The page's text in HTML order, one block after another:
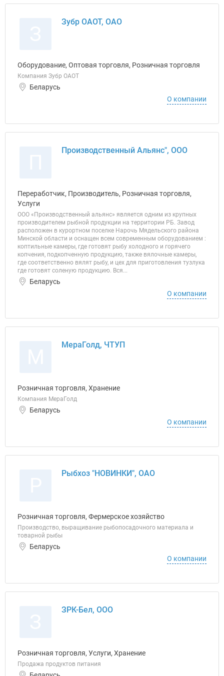
Зубр ОАОТ, ОАО
Оборудование, Оптовая торговля, Розничная торговля
Компания Зубр ОАОТ
Беларусь
О компании
Производственный Альянс", ООО
Переработчик, Производитель, Розничная торговля,
Услуги
ООО «Производственный альянс» является одним из крупных
производителем рыбной продукции на территории РБ. Завод
расположен в курортном поселке Нарочь Мядельского района
Минской области и оснащен всем современным оборудованием :
коптильные камеры, где готовят рыбу холодного и горячего
копчения, подкопченную продукцию, также вялочные камеры,
где соответственно вялят рыбу, и цех для приготовления тузлука
где готовят соленую продукцию. Вся...
Беларусь
О компании
МераГолд, ЧТУП
Розничная торговля, Хранение
Компания МераГолд
Беларусь
О компании
Рыбхоз "НОВИНКИ", ОАО
Розничная торговля, Фермерское хозяйство
Производство, выращивание рыбопосадочного материала и
товарной рыбы
Беларусь
О компании
ЗРК-Бел, ООО
Розничная торговля, Услуги, Хранение
Продажа продуктов питания